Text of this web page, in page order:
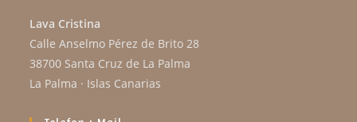
Lava Cristina
Calle Anselmo Pérez de Brito 28
38700 Santa Cruz de La Palma
La Palma · Islas Canarias